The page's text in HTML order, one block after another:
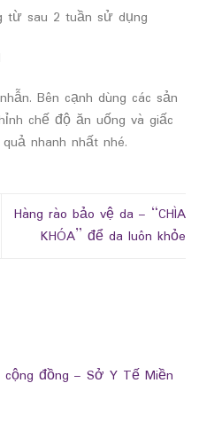
từ sau 2 tuần sử dụng
Bên cạnh dùng các sản
chế độ ăn uống và giấc
nhanh nhất nhé.
Hàng rào bảo vệ da – “CHÌA
KHÓA” để da luôn khỏe
cộng đồng – Sở Y Tế Miền